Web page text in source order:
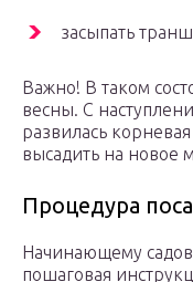
засыпать
Важно! В таком
весны. С
развилась
высадить на новое
Процедура
Начинающему
пошаговая